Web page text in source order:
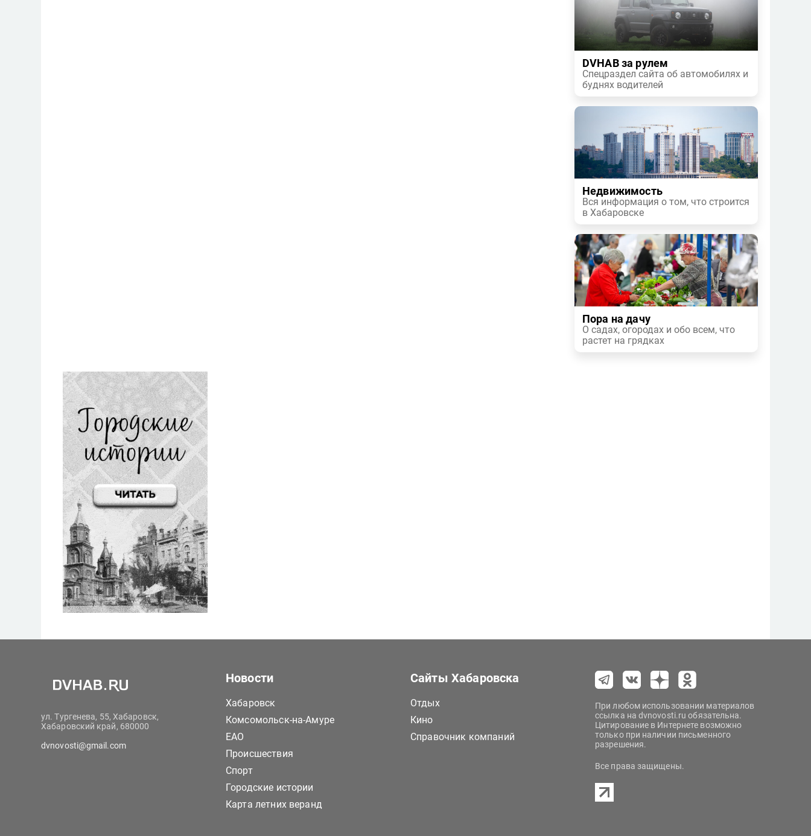
DVHAB за рулем
Спецраздел сайта об автомобилях и
буднях водителей
Недвижимость
Вся информация о том, что строится
в Хабаровске
Пора на дачу
О садах, огородах и обо всем, что
растет на грядках
ул. Тургенева, 55, Хабаровск,
Хабаровский край, 680000
dvnovosti@gmail.com
Новости
Хабаровск
Комсомольск-на-Амуре
ЕАО
Происшествия
Спорт
Городские истории
Карта летних веранд
Сайты Хабаровска
Отдых
Кино
Справочник компаний
При любом использовании материалов
ссылка на dvnovosti.ru обязательна.
Цитирование в Интернете возможно
только при наличии письменного
разрешения.
Все права защищены.